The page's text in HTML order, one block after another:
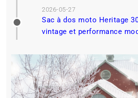
2026-05-27
Sac à dos moto Heritage
vintage et performance